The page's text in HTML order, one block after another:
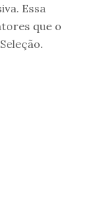
Essa
que o